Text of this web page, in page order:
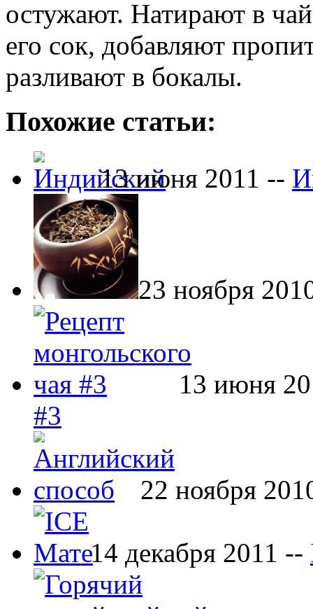
остужают. Натирают в
его сок, добавляют
разливают в бокалы.
Похожие статьи:
13 июня 2011 --
23 ноября
13 июня
#3
22 ноября
14 декабря 2011 --